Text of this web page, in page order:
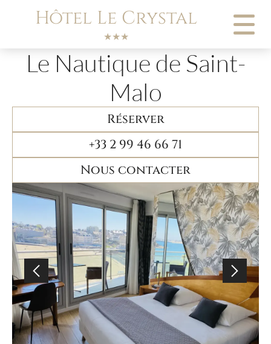
Hôtel Le Crystal
★★★
Le Nautique de Saint-
Malo
Réserver
+33 2 99 46 66 71
Nous contacter